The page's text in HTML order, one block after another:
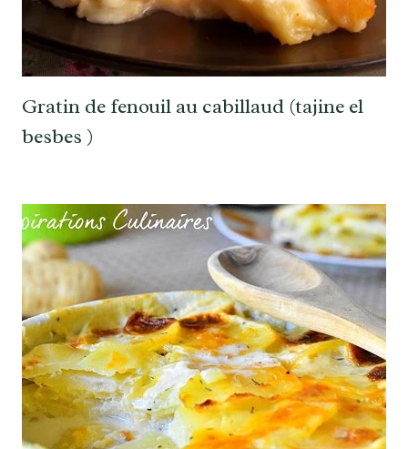
Gratin de fenouil au cabillaud (tajine el
besbes )